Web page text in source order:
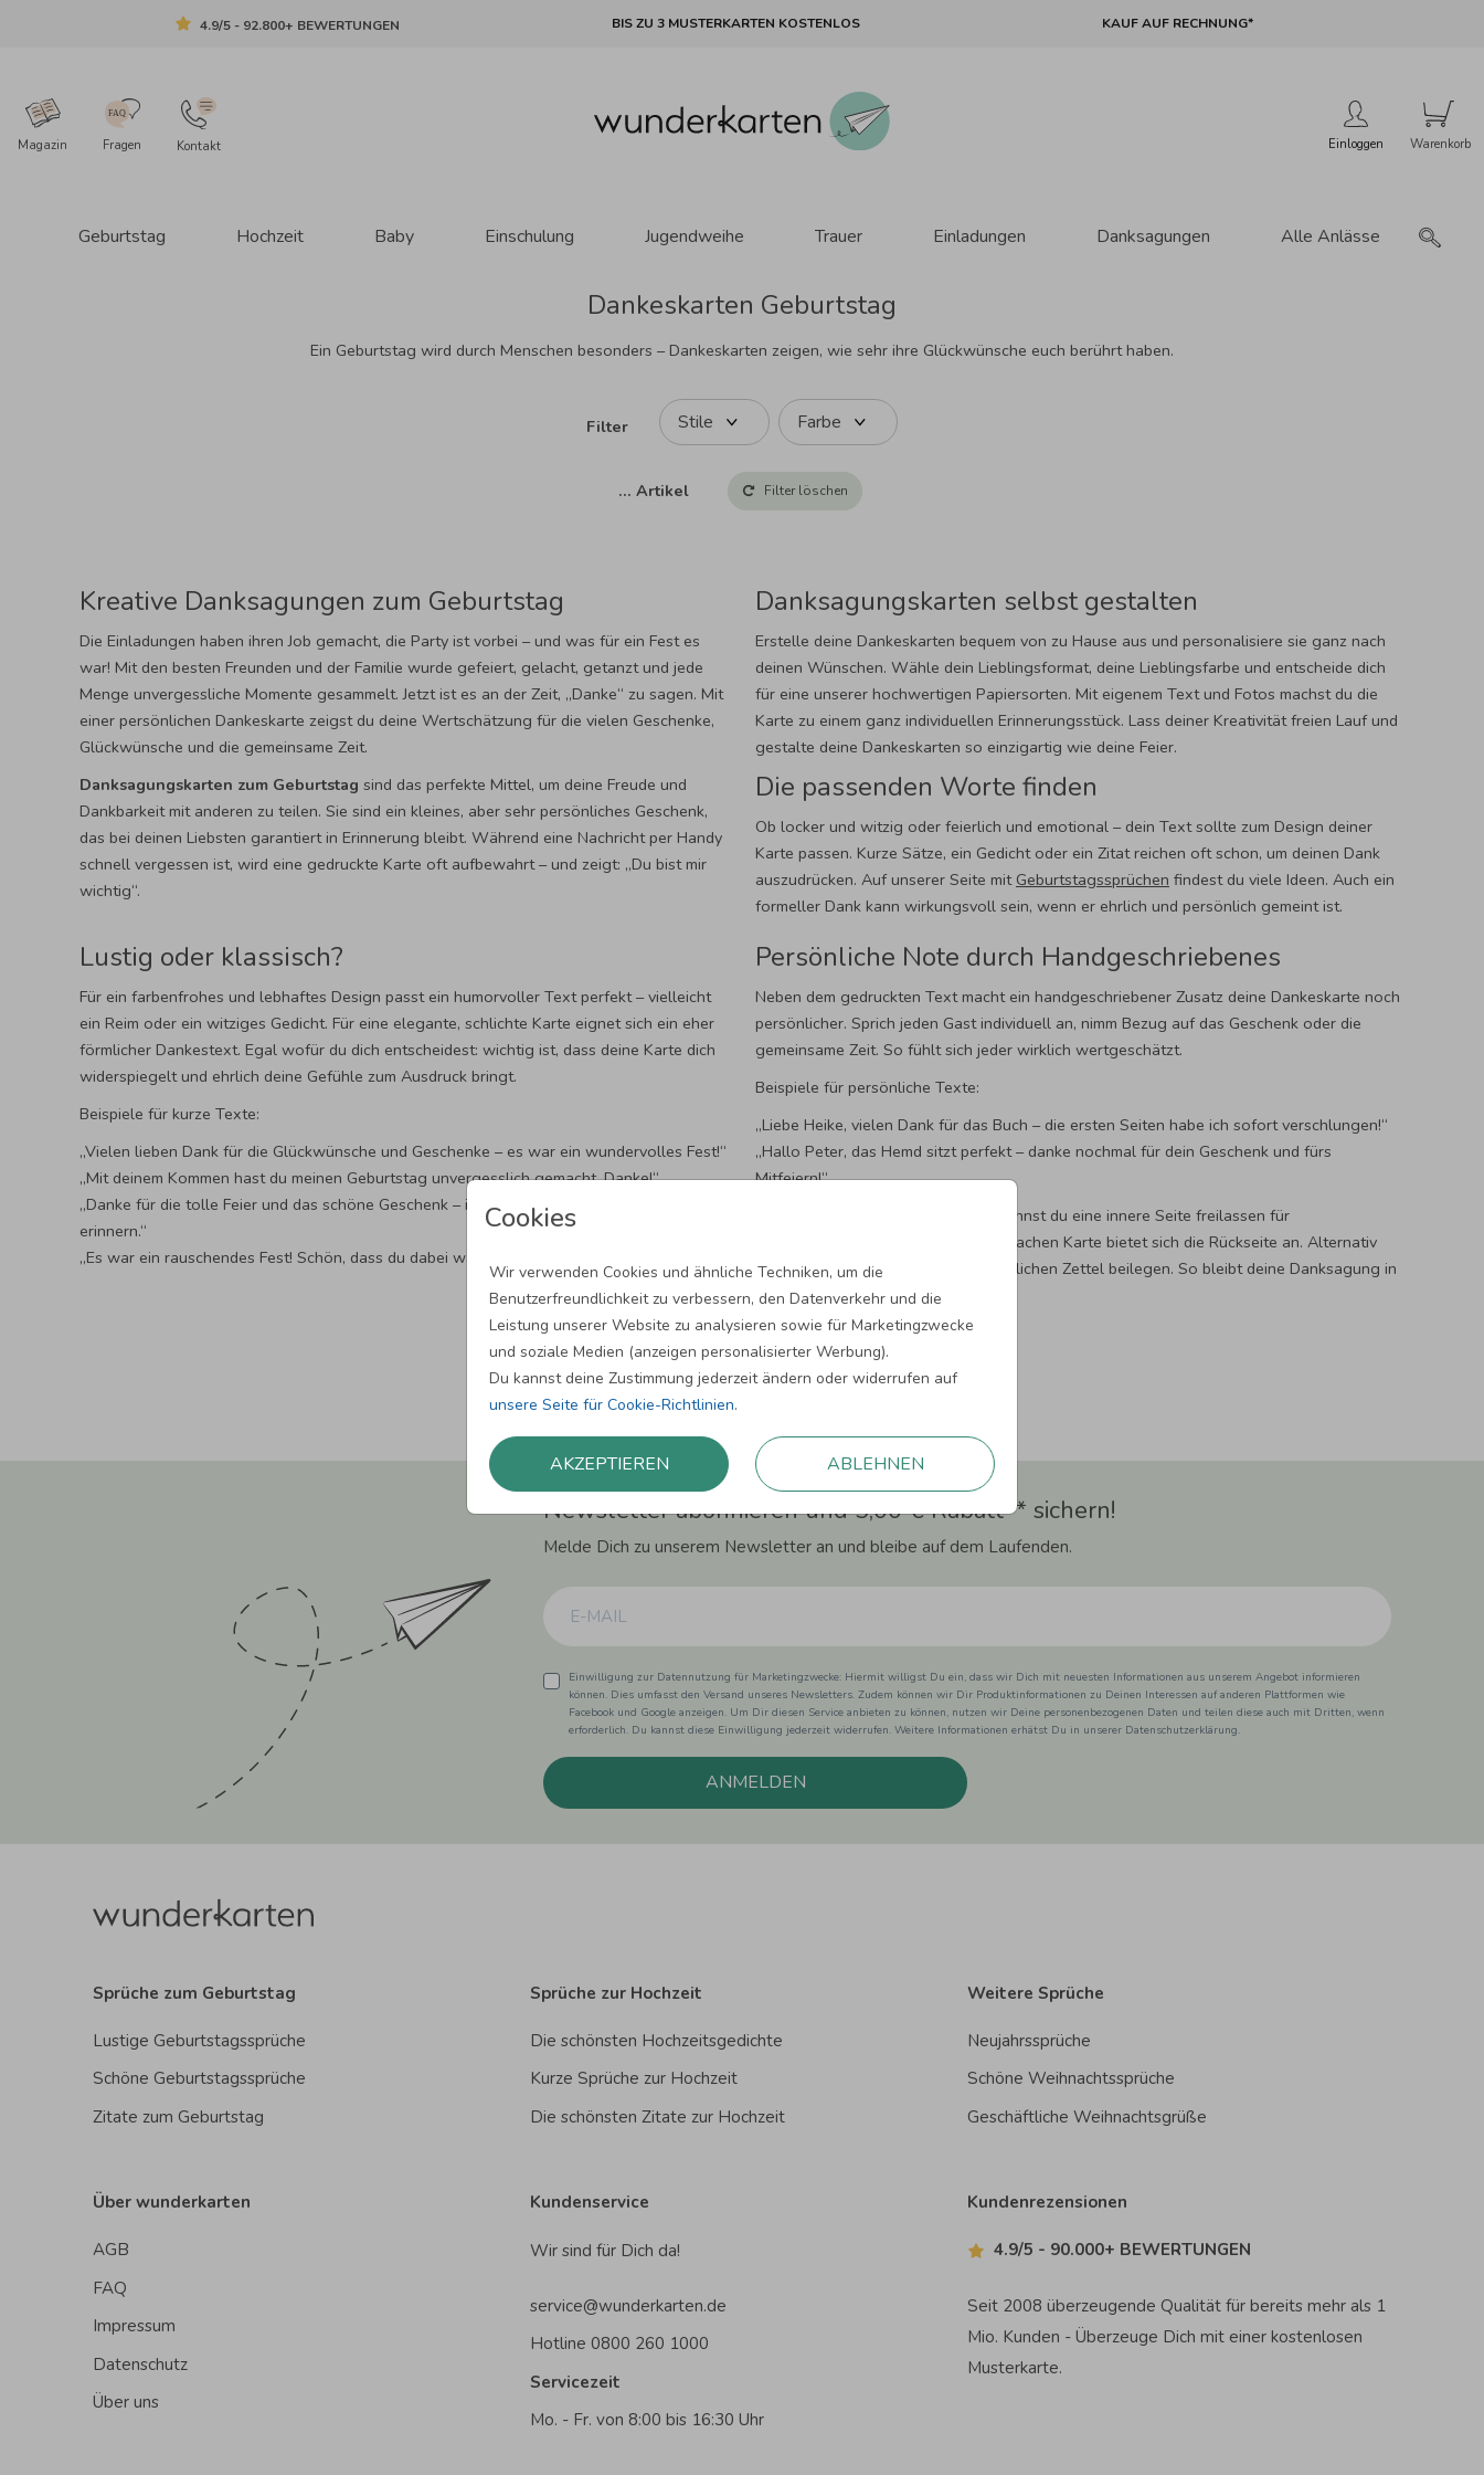
4.9/5 - 92.800+ BEWERTUNGEN BIS ZU 3 MUSTERKARTEN KOSTENLOS KAUF AUF RECHNUNG*
Magazin Fragen Kontakt Einloggen
Geburtstag Hochzeit Baby Einschulung Jugendweihe Trauer Einladungen Danksagungen Alle Anlässe
Cookies
Wir verwenden Cookies und ähnliche Techniken, um die
Benutzerfreundlichkeit zu verbessern, den Datenverkehr und die
Leistung unserer Website zu analysieren sowie für Marketingzwecke
und soziale Medien (anzeigen personalisierter Werbung).
Du kannst deine Zustimmung jederzeit ändern oder widerrufen auf
unsere Seite für Cookie-Richtlinien.
AKZEPTIEREN ABLEHNEN
Dankeskarten Geburtstag
Ein Geburtstag wird durch Menschen besonders – Dankeskarten zeigen, wie sehr ihre Glückwünsche euch berührt haben.
Filter Stile Farbe
… Artikel Filter löschen
Kreative Danksagungen zum Geburtstag
Die Einladungen haben ihren Job gemacht, die Party ist vorbei – und was für ein Fest es
war! Mit den besten Freunden und der Familie wurde gefeiert, gelacht, getanzt und jede
Menge unvergessliche Momente gesammelt. Jetzt ist es an der Zeit, „Danke“ zu sagen. Mit
einer persönlichen Dankeskarte zeigst du deine Wertschätzung für die vielen Geschenke,
Glückwünsche und die gemeinsame Zeit.
Danksagungskarten zum Geburtstag sind das perfekte Mittel, um deine Freude und
Dankbarkeit mit anderen zu teilen. Sie sind ein kleines, aber sehr persönliches Geschenk,
das bei deinen Liebsten garantiert in Erinnerung bleibt. Während eine Nachricht per Handy
schnell vergessen ist, wird eine gedruckte Karte oft aufbewahrt – und zeigt: „Du bist mir
wichtig“.
Danksagungskarten selbst gestalten
Erstelle deine Dankeskarten bequem von zu Hause aus und personalisiere sie ganz nach
deinen Wünschen. Wähle dein Lieblingsformat, deine Lieblingsfarbe und entscheide dich
für eine unserer hochwertigen Papiersorten. Mit eigenem Text und Fotos machst du die
Karte zu einem ganz individuellen Erinnerungsstück. Lass deiner Kreativität freien Lauf und
gestalte deine Dankeskarten so einzigartig wie deine Feier.
Die passenden Worte finden
Ob locker und witzig oder feierlich und emotional – dein Text sollte zum Design deiner
Karte passen. Kurze Sätze, ein Gedicht oder ein Zitat reichen oft schon, um deinen Dank
auszudrücken. Auf unserer Seite mit Geburtstagssprüchen findest du viele Ideen. Auch ein
formeller Dank kann wirkungsvoll sein, wenn er ehrlich und persönlich gemeint ist.
Lustig oder klassisch?
Für ein farbenfrohes und lebhaftes Design passt ein humorvoller Text perfekt – vielleicht
ein Reim oder ein witziges Gedicht. Für eine elegante, schlichte Karte eignet sich ein eher
förmlicher Dankestext. Egal wofür du dich entscheidest: wichtig ist, dass deine Karte dich
widerspiegelt und ehrlich deine Gefühle zum Ausdruck bringt.
Beispiele für kurze Texte:
„Vielen lieben Dank für die Glückwünsche und Geschenke – es war ein wundervolles Fest!“
„Mit deinem Kommen hast du meinen Geburtstag unvergesslich gemacht. Danke!“
„Danke für die tolle Feier und das schöne Geschenk – ich werde mich noch lange daran
erinnern.“
„Es war ein rauschendes Fest! Schön, dass du dabei warst – auf die nächsten zehn Jahre!“
Persönliche Note durch Handgeschriebenes
Neben dem gedruckten Text macht ein handgeschriebener Zusatz deine Dankeskarte noch
persönlicher. Sprich jeden Gast individuell an, nimm Bezug auf das Geschenk oder die
gemeinsame Zeit. So fühlt sich jeder wirklich wertgeschätzt.
Beispiele für persönliche Texte:
„Liebe Heike, vielen Dank für das Buch – die ersten Seiten habe ich sofort verschlungen!“
„Hallo Peter, das Hemd sitzt perfekt – danke nochmal für dein Geschenk und fürs
Mitfeiern!“
Hast du eine Klappkarte gewählt, kannst du eine innere Seite freilassen für
handschriftliche Zeilen. Bei einer einfachen Karte bietet sich die Rückseite an. Alternativ
kannst du auch einen kleinen persönlichen Zettel beilegen. So bleibt deine Danksagung in
bester Erinnerung.
Newsletter abonnieren und 5,00 € Rabatt** sichern!
Melde Dich zu unserem Newsletter an und bleibe auf dem Laufenden.
Einwilligung zur Datennutzung für Marketingzwecke: Hiermit willigst Du ein, dass wir Dich mit neuesten Informationen aus unserem Angebot informieren
können. Dies umfasst den Versand unseres Newsletters. Zudem können wir Dir Produktinformationen zu Deinen Interessen auf anderen Plattformen wie
Facebook und Google anzeigen. Um Dir diesen Service anbieten zu können, nutzen wir Deine personenbezogenen Daten und teilen diese auch mit Dritten, wenn
erforderlich. Du kannst diese Einwilligung jederzeit widerrufen. Weitere Informationen erhätst Du in unserer Datenschutzerklärung.
ANMELDEN
Sprüche zum Geburtstag
Lustige Geburtstagssprüche
Schöne Geburtstagssprüche
Zitate zum Geburtstag
Sprüche zur Hochzeit
Die schönsten Hochzeitsgedichte
Kurze Sprüche zur Hochzeit
Die schönsten Zitate zur Hochzeit
Weitere Sprüche
Neujahrssprüche
Schöne Weihnachtssprüche
Geschäftliche Weihnachtsgrüße
Über wunderkarten
AGB
FAQ
Impressum
Datenschutz
Über uns
Kundenservice
Wir sind für Dich da!
service@wunderkarten.de
Hotline 0800 260 1000
Servicezeit
Mo. - Fr. von 8:00 bis 16:30 Uhr
Kundenrezensionen
4.9/5 - 90.000+ BEWERTUNGEN
Seit 2008 überzeugende Qualität für bereits mehr als 1
Mio. Kunden - Überzeuge Dich mit einer kostenlosen
Musterkarte.